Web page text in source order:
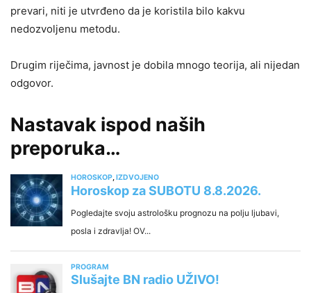
prevari, niti je utvrđeno da je koristila bilo kakvu
nedozvoljenu metodu.
Drugim riječima, javnost je dobila mnogo teorija, ali nijedan
odgovor.
Nastavak ispod naših
preporuka…